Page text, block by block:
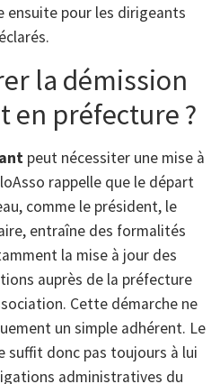
ensuite pour les dirigeants
la démission
en préfecture ?
peut nécessiter une mise à
rappelle que le départ
comme le président, le
entraîne des formalités
la mise à jour des
auprès de la préfecture
Cette démarche ne
un simple adhérent. Le
suffit donc pas toujours à lui
administratives du